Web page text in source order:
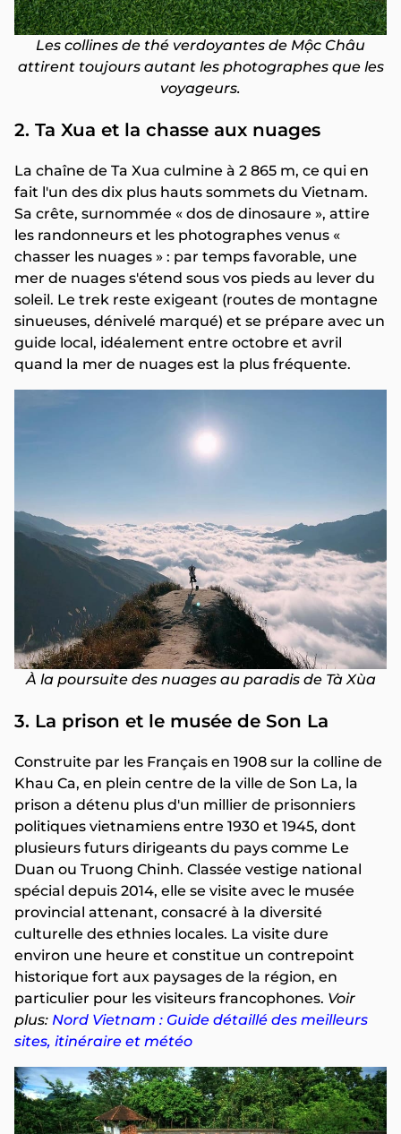
Les collines de thé verdoyantes de Mộc Châu
attirent toujours autant les photographes que les
voyageurs.
2. Ta Xua et la chasse aux nuages
La chaîne de Ta Xua culmine à 2 865 m, ce qui en
fait l'un des dix plus hauts sommets du Vietnam.
Sa crête, surnommée « dos de dinosaure », attire
les randonneurs et les photographes venus «
chasser les nuages » : par temps favorable, une
mer de nuages s'étend sous vos pieds au lever du
soleil. Le trek reste exigeant (routes de montagne
sinueuses, dénivelé marqué) et se prépare avec un
guide local, idéalement entre octobre et avril
quand la mer de nuages est la plus fréquente.
À la poursuite des nuages au paradis de Tà Xùa
3. La prison et le musée de Son La
Construite par les Français en 1908 sur la colline de
Khau Ca, en plein centre de la ville de Son La, la
prison a détenu plus d'un millier de prisonniers
politiques vietnamiens entre 1930 et 1945, dont
plusieurs futurs dirigeants du pays comme Le
Duan ou Truong Chinh. Classée vestige national
spécial depuis 2014, elle se visite avec le musée
provincial attenant, consacré à la diversité
culturelle des ethnies locales. La visite dure
environ une heure et constitue un contrepoint
historique fort aux paysages de la région, en
particulier pour les visiteurs francophones. Voir
plus: Nord Vietnam : Guide détaillé des meilleurs
sites, itinéraire et météo